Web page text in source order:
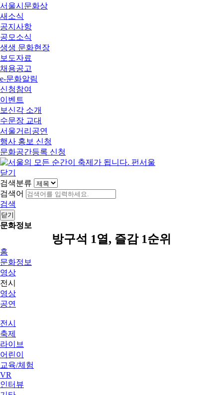
서울시문화상
새소식
공지사항
공모소식
생생 문화현장
보도자료
채용공고
e-문화알림
신청참여
이벤트
보신각 소개
수문장 교대
서울거리공연
행사 홍보 신청
문화공간등록 신청
닫기
검색분류
검색어
검색
닫기
문화정보
방구석 1열, 즐감 1순위
홈
문화정보
영상
전시
영상
공연
전시
축제
라이브
어린이
교육/체험
VR
인터뷰